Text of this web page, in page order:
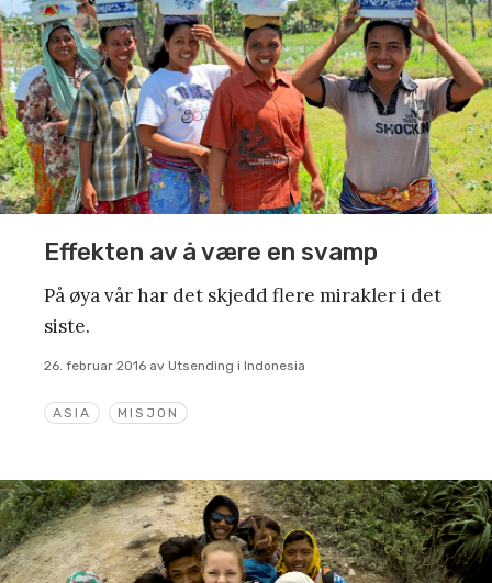
ASIA MISJON
Effekten av å være en svamp
På øya vår har det skjedd flere mirakler i det
siste.
26. februar 2016 av Utsending i Indonesia